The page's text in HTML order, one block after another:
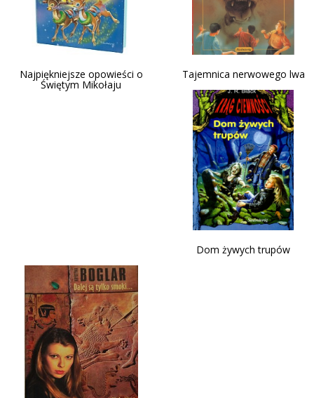
Najpiękniejsze opowieści o
Świętym Mikołaju
Tajemnica nerwowego lwa
Dom żywych trupów